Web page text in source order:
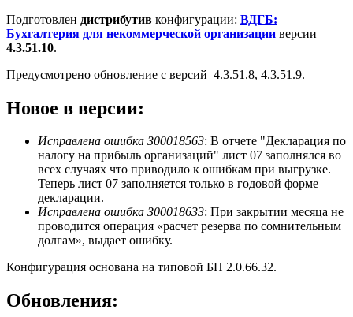
Подготовлен дистрибутив конфигурации: ВДГБ:
Бухгалтерия для некоммерческой организации версии
4.3.51.10.
Предусмотрено обновление с версий 4.3.51.8, 4.3.51.9.
Новое в версии:
Исправлена ошибка З00018563: В отчете "Декларация по
налогу на прибыль организаций" лист 07 заполнялся во
всех случаях что приводило к ошибкам при выгрузке.
Теперь лист 07 заполняется только в годовой форме
декларации.
Исправлена ошибка З00018633: При закрытии месяца не
проводится операция «расчет резерва по сомнительным
долгам», выдает ошибку.
Конфигурация основана на типовой БП 2.0.66.32.
Обновления: